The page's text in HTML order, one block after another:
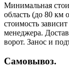
Минимальная
область (до 80
стоимость
менеджера.
ворот. Занос и
Самовывоз.